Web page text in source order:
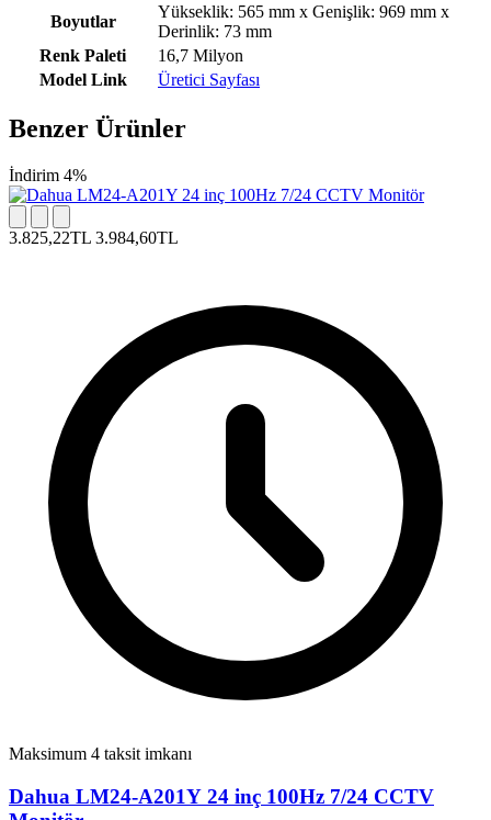
Boyutlar
Yükseklik: 565 mm x Genişlik: 969 mm x
Derinlik: 73 mm
Renk Paleti
16,7 Milyon
Model Link
Üretici Sayfası
Benzer Ürünler
İndirim 4%
3.825,22TL 3.984,60TL
Maksimum 4 taksit imkanı
Dahua LM24-A201Y 24 inç 100Hz 7/24 CCTV